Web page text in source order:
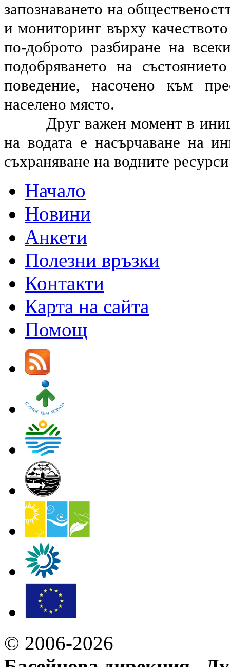
запознаването на
и мониторинг върху
по-доброто разбиране на
подобряването на
поведение, насочено към
населено място.
Друг важен момент в
на водата е насърчаване на
съхраняване на водните
Начало
Новини
Анкети
Полезни връзки
Контакти
Карта на сайта
Помощ
© 2006-2026